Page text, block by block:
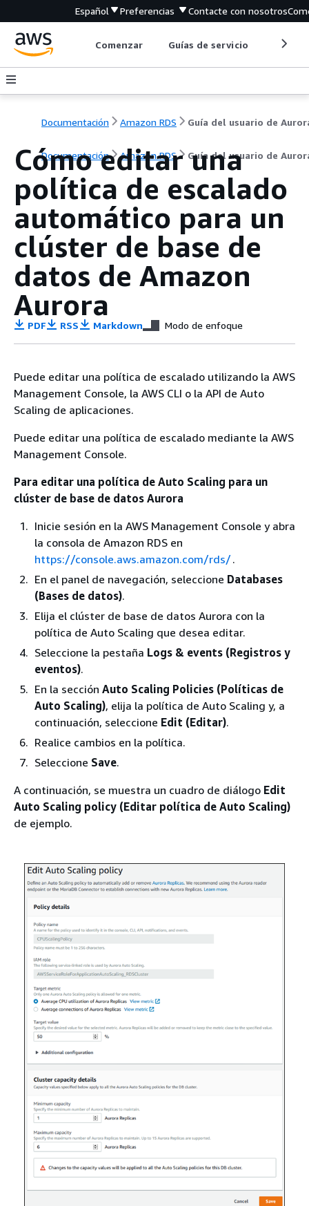
Español Preferencias Contacte con nosotros
Comenzar Guías de servicio
Documentación Amazon RDS Guía del usuario de
Documentación Amazon RDS Guía del usuario de
Cómo editar una
política de escalado
automático para un
clúster de base de
datos de Amazon
Aurora
PDF RSS Markdown Modo de enfoque
Puede editar una política de escalado utilizando la AWS
Management Console, la AWS CLI o la API de Auto
Scaling de aplicaciones.
Puede editar una política de escalado mediante la AWS
Management Console.
Para editar una política de Auto Scaling para un
clúster de base de datos Aurora
Inicie sesión en la AWS Management Console y abra
la consola de Amazon RDS en
https://console.aws.amazon.com/rds/.
En el panel de navegación, seleccione Databases
(Bases de datos).
Elija el clúster de base de datos Aurora con la
política de Auto Scaling que desea editar.
Seleccione la pestaña Logs & events (Registros y
eventos).
En la sección Auto Scaling Policies (Políticas de
Auto Scaling), elija la política de Auto Scaling y, a
continuación, seleccione Edit (Editar).
Realice cambios en la política.
Seleccione Save.
A continuación, se muestra un cuadro de diálogo Edit
Auto Scaling policy (Editar política de Auto Scaling)
de ejemplo.